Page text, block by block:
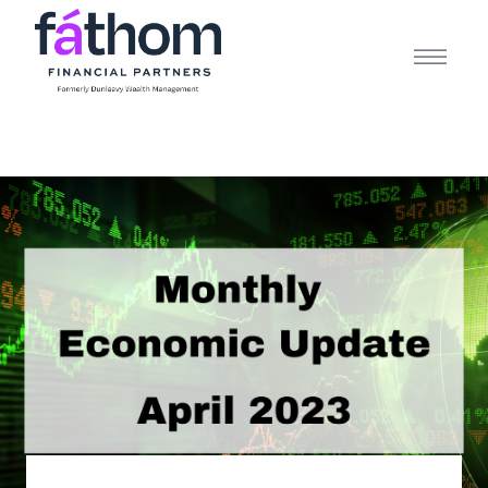
.navy { color: #1d2b3e; } .white { color: #FFFFFF; }